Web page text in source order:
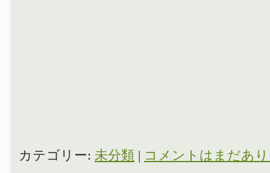
カテゴリー: 未分類 | コメントはまだあ